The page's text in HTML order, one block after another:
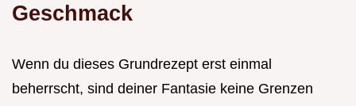
Geschmack
Wenn du dieses Grundrezept erst einmal
beherrscht, sind deiner Fantasie keine Grenzen